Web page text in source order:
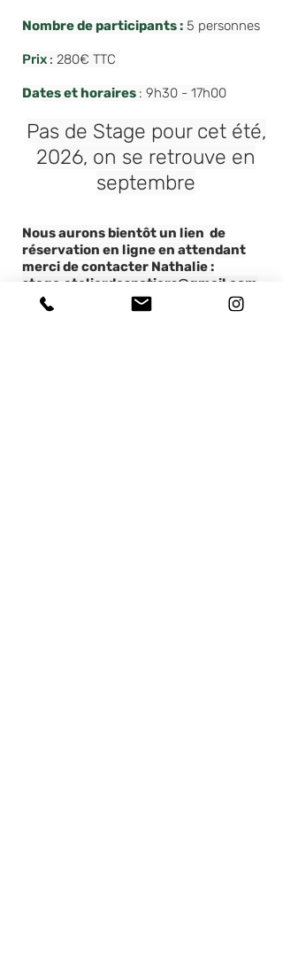
Nombre de participants : 5 personnes​​​
​Prix : 280€ TTC
Dates et horaires : 9h30 - 17h00
Pas de Stage pour cet été,
2026, on se retrouve en
septembre
Nous aurons bientôt un lien de
réservation en ligne en attendant
merci de contacter Nathalie :
stage.atelierdespotiers@gmail.com
06 79 52 57 51